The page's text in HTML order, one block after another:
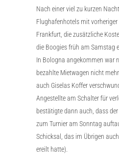
Nach einer viel zu kurzen
Flughafenhotels mit
Frankfurt, die zusätzliche
die Boogies früh am Samstag
In Bologna angekommen war
bezahlte Mietwagen nicht
auch Giselas Koffer
Angestellte am Schalter für
bestätigte dann auch, dass
zum Turnier am Sonntag
Schicksal, das im Übrigen
ereilt hatte).